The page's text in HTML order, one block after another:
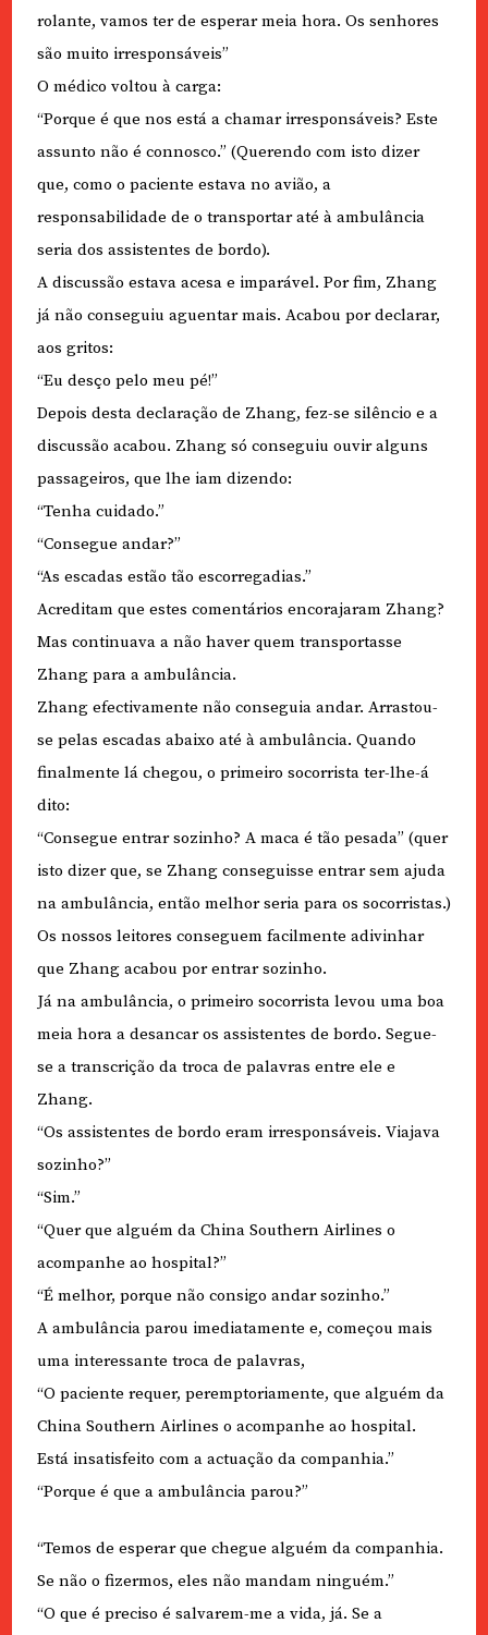
rolante, vamos ter de esperar meia hora. Os senhores
são muito irresponsáveis”
O médico voltou à carga:
“Porque é que nos está a chamar irresponsáveis? Este
assunto não é connosco.” (Querendo com isto dizer
que, como o paciente estava no avião, a
responsabilidade de o transportar até à ambulância
seria dos assistentes de bordo).
A discussão estava acesa e imparável. Por fim, Zhang
já não conseguiu aguentar mais. Acabou por declarar,
aos gritos:
“Eu desço pelo meu pé!”
Depois desta declaração de Zhang, fez-se silêncio e a
discussão acabou. Zhang só conseguiu ouvir alguns
passageiros, que lhe iam dizendo:
“Tenha cuidado.”
“Consegue andar?”
“As escadas estão tão escorregadias.”
Acreditam que estes comentários encorajaram Zhang?
Mas continuava a não haver quem transportasse
Zhang para a ambulância.
Zhang efectivamente não conseguia andar. Arrastou-
se pelas escadas abaixo até à ambulância. Quando
finalmente lá chegou, o primeiro socorrista ter-lhe-á
dito:
“Consegue entrar sozinho? A maca é tão pesada” (quer
isto dizer que, se Zhang conseguisse entrar sem ajuda
na ambulância, então melhor seria para os socorristas.)
Os nossos leitores conseguem facilmente adivinhar
que Zhang acabou por entrar sozinho.
Já na ambulância, o primeiro socorrista levou uma boa
meia hora a desancar os assistentes de bordo. Segue-
se a transcrição da troca de palavras entre ele e
Zhang.
“Os assistentes de bordo eram irresponsáveis. Viajava
sozinho?”
“Sim.”
“Quer que alguém da China Southern Airlines o
acompanhe ao hospital?”
“É melhor, porque não consigo andar sozinho.”
A ambulância parou imediatamente e, começou mais
uma interessante troca de palavras,
“O paciente requer, peremptoriamente, que alguém da
China Southern Airlines o acompanhe ao hospital.
Está insatisfeito com a actuação da companhia.”
“Porque é que a ambulância parou?”
“Temos de esperar que chegue alguém da companhia.
Se não o fizermos, eles não mandam ninguém.”
“O que é preciso é salvarem-me a vida, já. Se a